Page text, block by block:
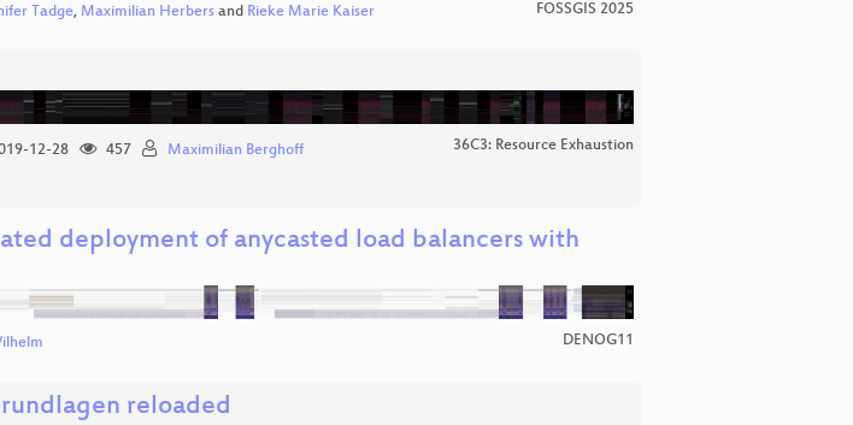
Tadge, Maximilian Herbers and Rieke Marie Kaiser FOSSGIS 2025
12-28 457 Maximilian Berghoff 36C3: Resource Exhaustion
deployment of anycasted load balancers with
DENOG11
reloaded